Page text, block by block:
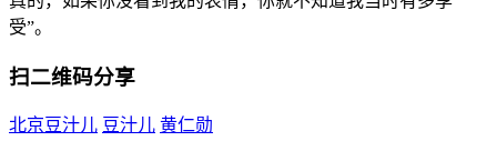
受”。
扫二维码分享
北京豆汁儿 豆汁儿 黄仁勋